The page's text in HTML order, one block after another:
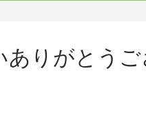
ありがとうご